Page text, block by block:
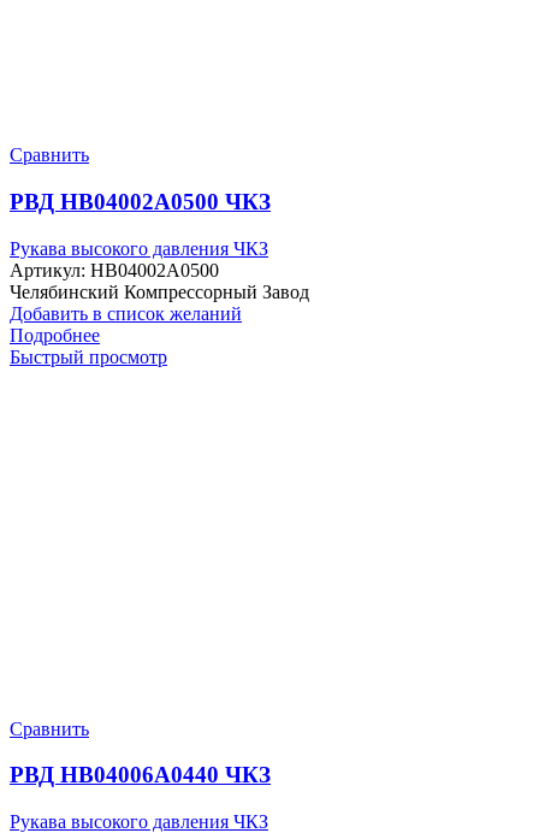
Сравнить
РВД HB04002A0500 ЧКЗ
Рукава высокого давления ЧКЗ
Артикул: HB04002A0500
Челябинский Компрессорный Завод
Добавить в список желаний
Подробнее
Быстрый просмотр
Сравнить
РВД HB04006A0440 ЧКЗ
Рукава высокого давления ЧКЗ